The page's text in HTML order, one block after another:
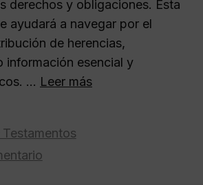
derechos y obligaciones. Esta
ayudará a navegar por el
de herencias,
información esencial y
… Leer más